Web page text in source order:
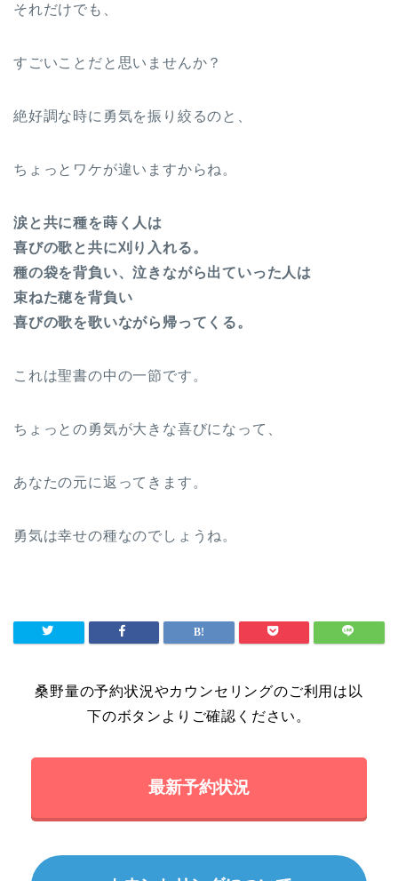
それだけでも、
すごいことだと思いませんか？
絶好調な時に勇気を振り絞るのと、
ちょっとワケが違いますからね。
涙と共に種を蒔く人は
喜びの歌と共に刈り入れる。
種の袋を背負い、泣きながら出ていった人は
束ねた穂を背負い
喜びの歌を歌いながら帰ってくる。
これは聖書の中の一節です。
ちょっとの勇気が大きな喜びになって、
あなたの元に返ってきます。
勇気は幸せの種なのでしょうね。
桑野量の予約状況やカウンセリングのご利用は以
下のボタンよりご確認ください。
最新予約状況